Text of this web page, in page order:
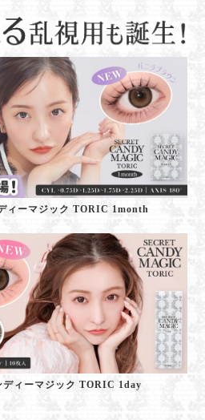
ィーマジック TORIC 1month
ディーマジック TORIC 1day